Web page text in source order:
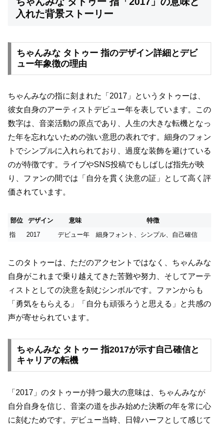
入れた背景ストーリー
ちゃんみな タトゥー 指のデザイン詳細とデビ
ュー年象徴の理由
ちゃんみなの指に刻まれた「2017」というタトゥーは、
彼女自身のアーティストデビュー年を表しています。この
数字は、音楽活動の原点であり、人生の大きな転機となっ
た年を忘れないための強い意思の表れです。細身のフォン
トでシンプルに入れられており、過度な装飾を避けている
のが特徴です。ライブやSNS投稿でもしばしば指先が映
り、ファンの間では「自分を貫く決意の証」として高く評
価されています。
部位 デザイン 意味
特徴
指
2017 デビュー年 細身フォント、シンプル、自己確信
このタトゥーは、ただのアクセントではなく、ちゃんみな
自身がこれまで乗り越えてきた苦難や努力、そしてアーテ
ィストとしての決意を刻むシンボルです。ファンからも
「勇気をもらえる」「自分も頑張ろうと思える」と共感の
声が寄せられています。
ちゃんみな タトゥー 指2017が示す自己確信と
キャリアの転機
「2017」のタトゥーが持つ最大の意味は、ちゃんみなが
自分自身を信じ、音楽の道を歩み始めた決断の年を常に心
に刻むためです。デビュー当時、日韓ハーフとして感じて